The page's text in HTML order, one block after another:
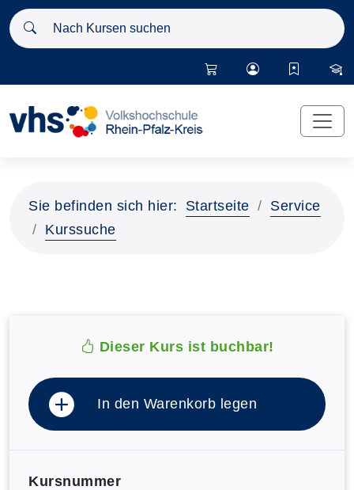
Nach Kursen suchen
Sie befinden sich hier: Startseite
Service
Kurssuche
Dieser Kurs ist buchbar!
In den Warenkorb legen
Kursnummer